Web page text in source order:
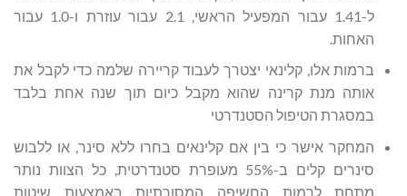
ל-1.41 עבור המפעיל הראשי, 2.1 עבור עוזרת ו-1.0 עבור
האחות.
ברמות אלו, קלינאי יצטרך לעבוד קריירה שלמה כדי לקבל את
אותה מנת קרינה שהוא מקבל כיום תוך שנה אחת בלבד
במסגרת הטיפול הסטנדרטי
המחקר אישר כי בין אם קלינאים בחרו ללא סינר, או ללבוש
סינרים קלים ב-55% מעופרת סטנדרטית, כל הצוות נותר
מתחת לרמות החשיפה המסורתיות באמצעות שיטות